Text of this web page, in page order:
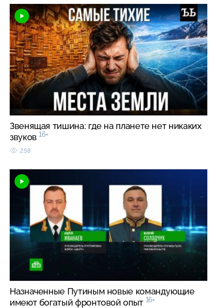
Звенящая тишина: где на планете нет никаких
звуков 16+
258
Назначенные Путиным новые командующие
имеют богатый фронтовой опыт 16+